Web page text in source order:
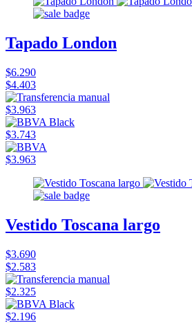
Tapado London
$6.290
$4.403
$3.963
$3.743
$3.963
Vestido Toscana largo
$3.690
$2.583
$2.325
$2.196